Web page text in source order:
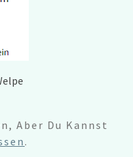
Aber Du Kannst
.